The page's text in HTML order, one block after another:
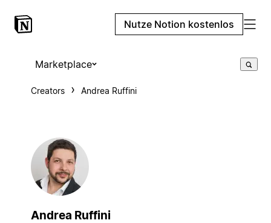
Nutze Notion kostenlos
Marketplace
Creators Andrea Ruffini
Andrea Ruffini